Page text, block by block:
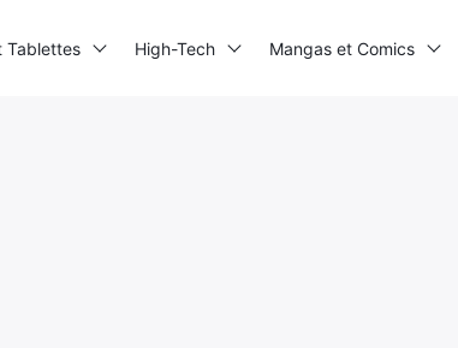
Tablettes High-Tech Mangas et Comics